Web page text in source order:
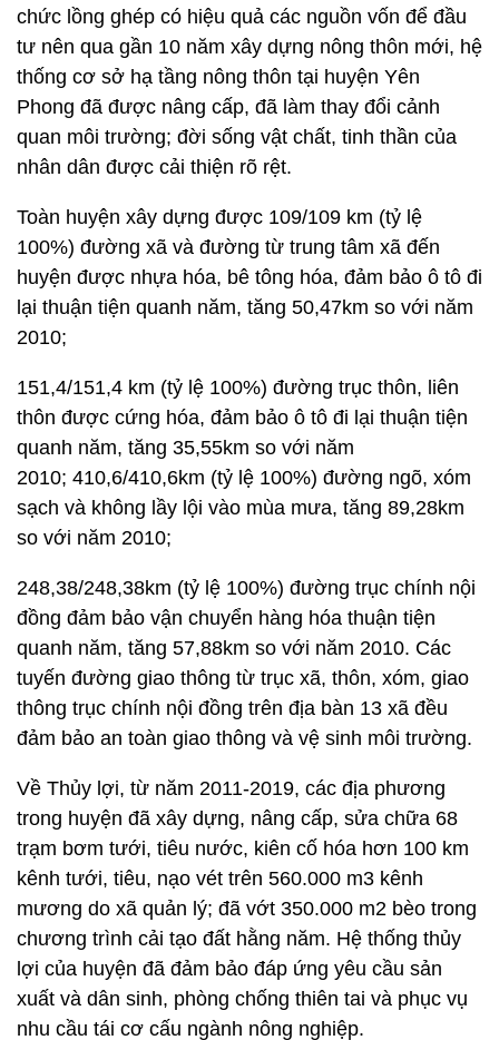
chức lồng ghép có hiệu quả các nguồn vốn để đầu
tư nên qua gần 10 năm xây dựng nông thôn mới, hệ
thống cơ sở hạ tầng nông thôn tại huyện Yên
Phong đã được nâng cấp, đã làm thay đổi cảnh
quan môi trường; đời sống vật chất, tinh thần của
nhân dân được cải thiện rõ rệt.
Toàn huyện xây dựng được 109/109 km (tỷ lệ
100%) đường xã và đường từ trung tâm xã đến
huyện được nhựa hóa, bê tông hóa, đảm bảo ô tô đi
lại thuận tiện quanh năm, tăng 50,47km so với năm
2010;
151,4/151,4 km (tỷ lệ 100%) đường trục thôn, liên
thôn được cứng hóa, đảm bảo ô tô đi lại thuận tiện
quanh năm, tăng 35,55km so với năm
2010; 410,6/410,6km (tỷ lệ 100%) đường ngõ, xóm
sạch và không lầy lội vào mùa mưa, tăng 89,28km
so với năm 2010;
248,38/248,38km (tỷ lệ 100%) đường trục chính nội
đồng đảm bảo vận chuyển hàng hóa thuận tiện
quanh năm, tăng 57,88km so với năm 2010. Các
tuyến đường giao thông từ trục xã, thôn, xóm, giao
thông trục chính nội đồng trên địa bàn 13 xã đều
đảm bảo an toàn giao thông và vệ sinh môi trường.
Về Thủy lợi, từ năm 2011-2019, các địa phương
trong huyện đã xây dựng, nâng cấp, sửa chữa 68
trạm bơm tưới, tiêu nước, kiên cố hóa hơn 100 km
kênh tưới, tiêu, nạo vét trên 560.000 m3 kênh
mương do xã quản lý; đã vớt 350.000 m2 bèo trong
chương trình cải tạo đất hằng năm. Hệ thống thủy
lợi của huyện đã đảm bảo đáp ứng yêu cầu sản
xuất và dân sinh, phòng chống thiên tai và phục vụ
nhu cầu tái cơ cấu ngành nông nghiệp.